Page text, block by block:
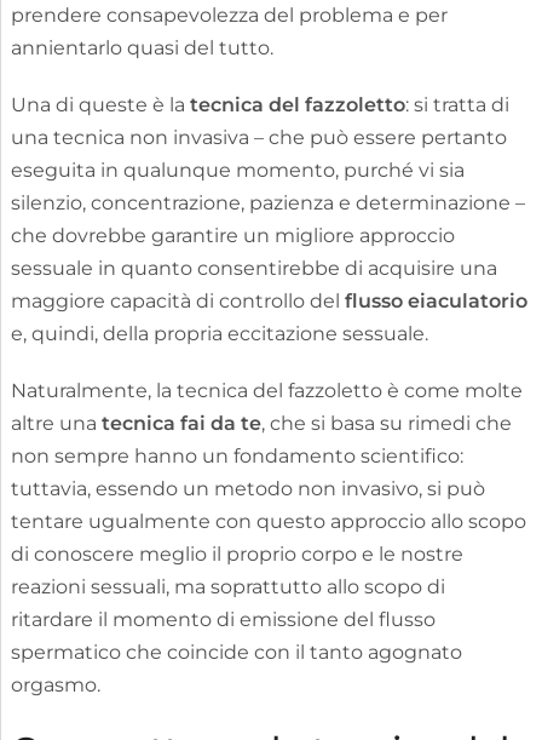
prendere consapevolezza del problema e per
annientarlo quasi del tutto.
Una di queste è la tecnica del fazzoletto: si tratta di
una tecnica non invasiva – che può essere pertanto
eseguita in qualunque momento, purché vi sia
silenzio, concentrazione, pazienza e determinazione –
che dovrebbe garantire un migliore approccio
sessuale in quanto consentirebbe di acquisire una
maggiore capacità di controllo del flusso eiaculatorio
e, quindi, della propria eccitazione sessuale.
Naturalmente, la tecnica del fazzoletto è come molte
altre una tecnica fai da te, che si basa su rimedi che
non sempre hanno un fondamento scientifico:
tuttavia, essendo un metodo non invasivo, si può
tentare ugualmente con questo approccio allo scopo
di conoscere meglio il proprio corpo e le nostre
reazioni sessuali, ma soprattutto allo scopo di
ritardare il momento di emissione del flusso
spermatico che coincide con il tanto agognato
orgasmo.